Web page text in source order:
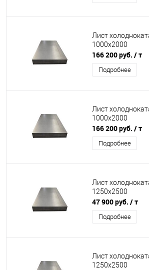
Лист
1000х2000
166 200 руб. / т
Подробнее
Лист
1000х2000
166 200 руб. / т
Подробнее
Лист
1250х2500
47 900 руб. / т
Подробнее
Лист
1250х2500